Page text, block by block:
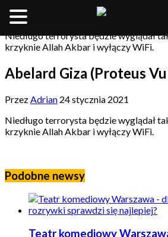
Niedługo terrorysta będzie wyglądał
krzyknie Allah Akbar i wyłączy WiFi.
Abelard Giza (Proteus
PrzezAdrian 24 stycznia 2021
Niedługo terrorysta będzie wyglądał
krzyknie Allah Akbar i wyłączy WiFi.
Podobne newsy
Teatr komediowy